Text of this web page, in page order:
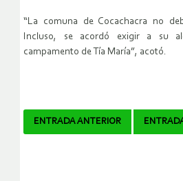
“La comuna de Cocachacra no
Incluso, se acordó exigir a su
campamento de Tía María”, acotó.
Navegador
ENTRADA ANTERIOR